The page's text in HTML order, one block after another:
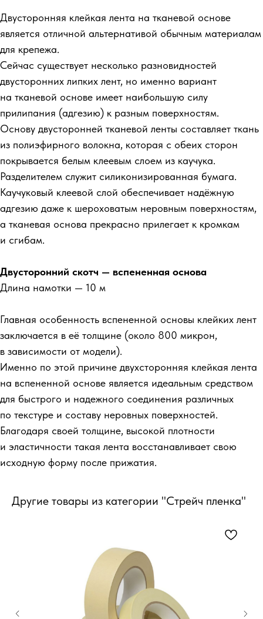
Двусторонняя клейкая лента на тканевой основе
является отличной альтернативой обычным материалам
для крепежа.
Сейчас существует несколько разновидностей
двусторонних липких лент, но именно вариант
на тканевой основе имеет наибольшую силу
прилипания (адгезию) к разным поверхностям.
Основу двусторонней тканевой ленты составляет ткань
из полиэфирного волокна, которая с обеих сторон
покрывается белым клеевым слоем из каучука.
Разделителем служит силиконизированная бумага.
Каучуковый клеевой слой обеспечивает надёжную
адгезию даже к шероховатым неровным поверхностям,
а тканевая основа прекрасно прилегает к кромкам
и сгибам.
Двусторонний скотч — вспененная основа
Длина намотки — 10 м
Главная особенность вспененной основы клейких лент
заключается в её толщине (около 800 микрон,
в зависимости от модели).
Именно по этой причине двухсторонняя клейкая лента
на вспененной основе является идеальным средством
для быстрого и надежного соединения различных
по текстуре и составу неровных поверхностей.
Благодаря своей толщине, высокой плотности
и эластичности такая лента восстанавливает свою
исходную форму после прижатия.
Другие товары из категории "Стрейч пленка"